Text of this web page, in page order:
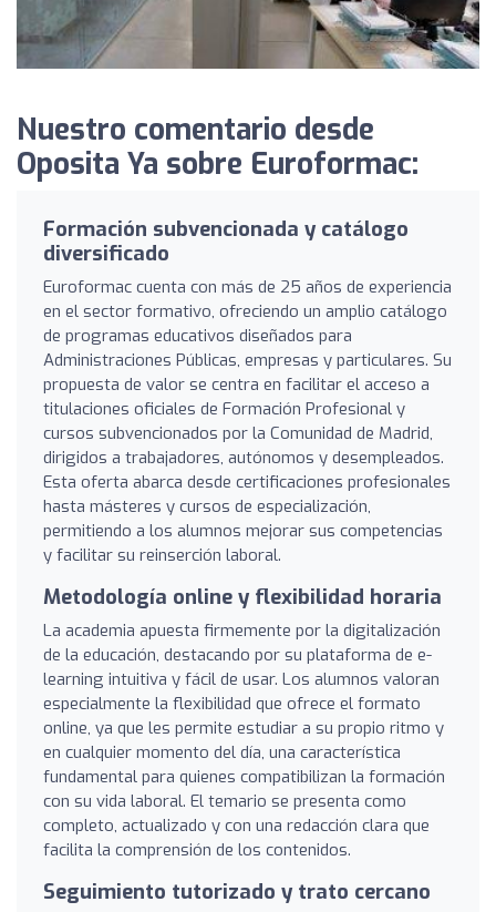
Nuestro comentario desde
Oposita Ya sobre Euroformac:
Formación subvencionada y catálogo
diversificado
Euroformac cuenta con más de 25 años de experiencia
en el sector formativo, ofreciendo un amplio catálogo
de programas educativos diseñados para
Administraciones Públicas, empresas y particulares. Su
propuesta de valor se centra en facilitar el acceso a
titulaciones oficiales de Formación Profesional y
cursos subvencionados por la Comunidad de Madrid,
dirigidos a trabajadores, autónomos y desempleados.
Esta oferta abarca desde certificaciones profesionales
hasta másteres y cursos de especialización,
permitiendo a los alumnos mejorar sus competencias
y facilitar su reinserción laboral.
Metodología online y flexibilidad horaria
La academia apuesta firmemente por la digitalización
de la educación, destacando por su plataforma de e-
learning intuitiva y fácil de usar. Los alumnos valoran
especialmente la flexibilidad que ofrece el formato
online, ya que les permite estudiar a su propio ritmo y
en cualquier momento del día, una característica
fundamental para quienes compatibilizan la formación
con su vida laboral. El temario se presenta como
completo, actualizado y con una redacción clara que
facilita la comprensión de los contenidos.
Seguimiento tutorizado y trato cercano